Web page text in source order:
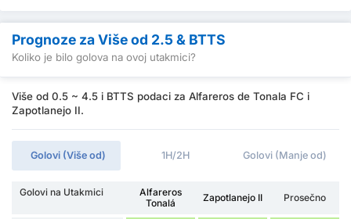
Prognoze za Više od 2.5 & BTTS
Koliko je bilo golova na ovoj utakmici?
Više od 0.5 ~ 4.5 i BTTS podaci za Alfareros de Tonala FC i
Zapotlanejo II.
Golovi (Više od) 1H/2H Golovi (Manje od)
Golovi na Utakmici
Alfareros
Tonalá
Zapotlanejo II Prosečno